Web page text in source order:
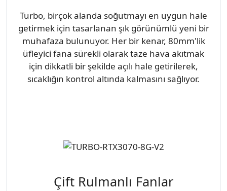
Turbo, birçok alanda soğutmayı en uygun hale
getirmek için tasarlanan şık görünümlü yeni bir
muhafaza bulunuyor. Her bir kenar, 80mm'lik
üfleyici fana sürekli olarak taze hava akıtmak
için dikkatli bir şekilde açılı hale getirilerek,
sıcaklığın kontrol altında kalmasını sağlıyor.
Çift Rulmanlı Fanlar